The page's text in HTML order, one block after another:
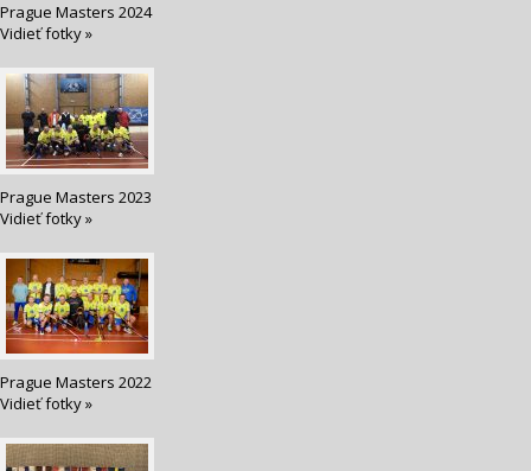
Prague Masters 2024
Vidieť fotky »
Prague Masters 2023
Vidieť fotky »
Prague Masters 2022
Vidieť fotky »